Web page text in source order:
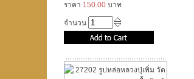
ราคา 150.00 บาท
จำนวน